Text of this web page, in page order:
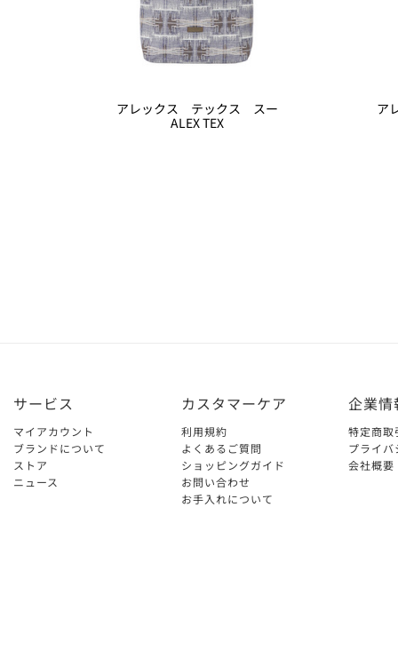
アレックス テックス スー
ALEX TEX
ア
サービス
マイアカウント
ブランドについて
ストア
ニュース
カスタマーケア
利用規約
よくあるご質問
ショッピングガイド
お問い合わせ
お手入れについて
企業情
特定商取
プライ
会社概要